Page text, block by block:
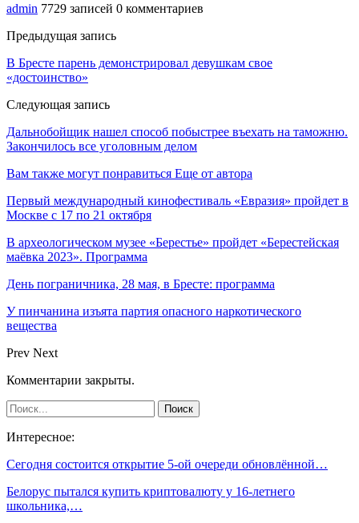
admin 7729 записей 0 комментариев
Предыдущая запись
В Бресте парень демонстрировал девушкам свое
«достоинство»
Следующая запись
Дальнобойщик нашел способ побыстрее въехать на таможню.
Закончилось все уголовным делом
Вам также могут понравиться Еще от автора
Первый международный кинофестиваль «Евразия» пройдет в
Москве с 17 по 21 октября
В археологическом музее «Берестье» пройдет «Берестейская
маёвка 2023». Программа
День пограничника, 28 мая, в Бресте: программа
У пинчанина изъята партия опасного наркотического
вещества
Prev Next
Комментарии закрыты.
Интересное:
Сегодня состоится открытие 5-ой очереди обновлённой…
Белорус пытался купить криптовалюту у 16-летнего
школьника,…